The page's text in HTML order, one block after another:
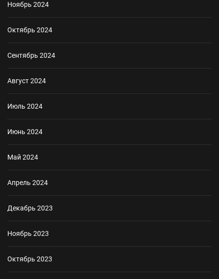
Ноябрь 2024
Октябрь 2024
Сентябрь 2024
Август 2024
Июль 2024
Июнь 2024
Май 2024
Апрель 2024
Декабрь 2023
Ноябрь 2023
Октябрь 2023